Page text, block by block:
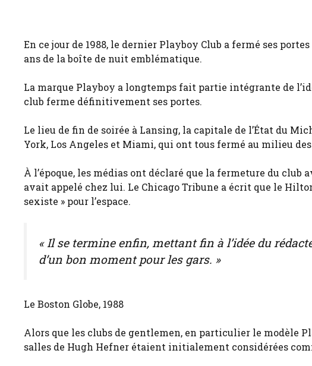
En ce jour de 1988, le dernier Playboy Club a fermé ses
ans de la boîte de nuit emblématique.
La marque Playboy a longtemps fait partie intégrante de
club ferme définitivement ses portes.
Le lieu de fin de soirée à Lansing, la capitale de l’État du
York, Los Angeles et Miami, qui ont tous fermé au milieu des
À l’époque, les médias ont déclaré que la fermeture du
avait appelé chez lui. Le Chicago Tribune a écrit que le
sexiste » pour l’espace.
« Il se termine enfin, mettant fin à l’idée du
d’un bon moment pour les gars. »
Le Boston Globe, 1988
Alors que les clubs de gentlemen, en particulier le modèle
salles de Hugh Hefner étaient initialement considérées